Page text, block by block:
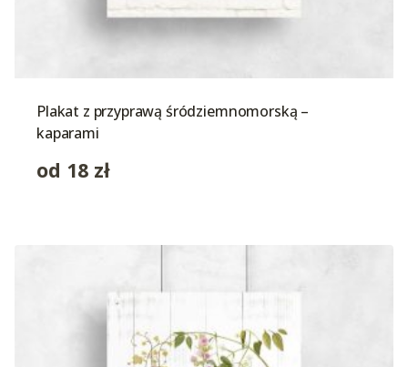
Plakat z przyprawą śródziemnomorską –
kaparami
od 18 zł